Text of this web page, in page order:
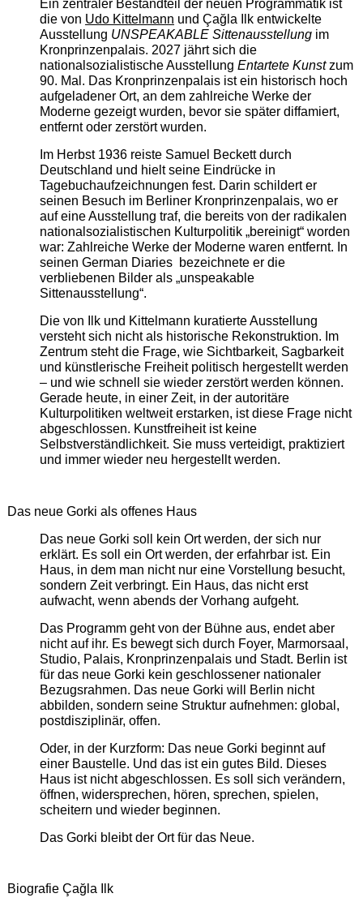
Ein zentraler Bestandteil der neuen Programmatik ist
die von Udo Kittelmann und Çağla Ilk entwickelte
Ausstellung UNSPEAKABLE Sittenausstellungim
Kronprinzenpalais. 2027 jährt sich die
nationalsozialistische Ausstellung Entartete Kunstzum
90. Mal. Das Kronprinzenpalais ist ein historisch hoch
aufgeladener Ort, an dem zahlreiche Werke der
Moderne gezeigt wurden, bevor sie später diffamiert,
entfernt oder zerstört wurden.
Im Herbst 1936 reiste Samuel Beckett durch
Deutschland und hielt seine Eindrücke in
Tagebuchaufzeichnungen fest. Darin schildert er
seinen Besuch im Berliner Kronprinzenpalais, wo er
auf eine Ausstellung traf, die bereits von der radikalen
nationalsozialistischen Kulturpolitik „bereinigt“ worden
war: Zahlreiche Werke der Moderne waren entfernt. In
seinen German Diaries bezeichnete er die
verbliebenen Bilder als „unspeakable
Sittenausstellung“.
Die von Ilk und Kittelmann kuratierte Ausstellung
versteht sich nicht als historische Rekonstruktion. Im
Zentrum steht die Frage, wie Sichtbarkeit, Sagbarkeit
und künstlerische Freiheit politisch hergestellt werden
– und wie schnell sie wieder zerstört werden können.
Gerade heute, in einer Zeit, in der autoritäre
Kulturpolitiken weltweit erstarken, ist diese Frage nicht
abgeschlossen. Kunstfreiheit ist keine
Selbstverständlichkeit. Sie muss verteidigt, praktiziert
und immer wieder neu hergestellt werden.
Das neue Gorki als offenes Haus
Das neue Gorki soll kein Ort werden, der sich nur
erklärt. Es soll ein Ort werden, der erfahrbar ist. Ein
Haus, in dem man nicht nur eine Vorstellung besucht,
sondern Zeit verbringt. Ein Haus, das nicht erst
aufwacht, wenn abends der Vorhang aufgeht.
Das Programm geht von der Bühne aus, endet aber
nicht auf ihr. Es bewegt sich durch Foyer, Marmorsaal,
Studio, Palais, Kronprinzenpalais und Stadt. Berlin ist
für das neue Gorki kein geschlossener nationaler
Bezugsrahmen. Das neue Gorki will Berlin nicht
abbilden, sondern seine Struktur aufnehmen: global,
postdisziplinär, offen.
Oder, in der Kurzform: Das neue Gorki beginnt auf
einer Baustelle. Und das ist ein gutes Bild. Dieses
Haus ist nicht abgeschlossen. Es soll sich verändern,
öffnen, widersprechen, hören, sprechen, spielen,
scheitern und wieder beginnen.
Das Gorki bleibt der Ort für das Neue.
Biografie Çağla Ilk